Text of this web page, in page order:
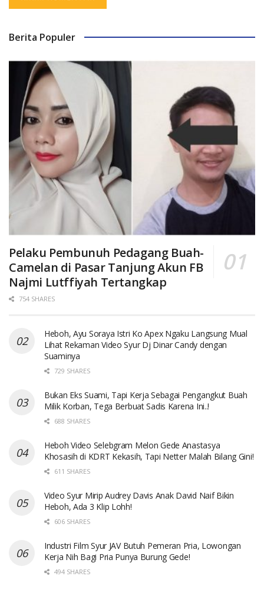
Berita Populer
Pelaku Pembunuh Pedagang Buah-
Camelan di Pasar Tanjung Akun FB
Najmi Lutffiyah Tertangkap
754 SHARES
Heboh, Ayu Soraya Istri Ko Apex Ngaku Langsung Mual
Lihat Rekaman Video Syur Dj Dinar Candy dengan
Suaminya
729 SHARES
Bukan Eks Suami, Tapi Kerja Sebagai Pengangkut Buah
Milik Korban, Tega Berbuat Sadis Karena Ini..!
688 SHARES
Heboh Video Selebgram Melon Gede Anastasya
Khosasih di KDRT Kekasih, Tapi Netter Malah Bilang Gini!
611 SHARES
Video Syur Mirip Audrey Davis Anak David Naif Bikin
Heboh, Ada 3 Klip Lohh!
606 SHARES
Industri Film Syur JAV Butuh Pemeran Pria, Lowongan
Kerja Nih Bagi Pria Punya Burung Gede!
494 SHARES